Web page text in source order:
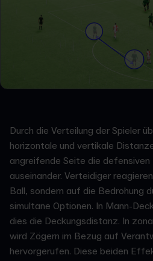
Durch die Verteilung der Spieler
horizontale und vertikale
angreifende Seite die
auseinander. Verteidiger
Ball, sondern auf die Bedrohung
simultane Optionen. In Mann-
dies die Deckungsdistanz. In
wird Zögern im Bezug auf
hervorgerufen. Diese beiden